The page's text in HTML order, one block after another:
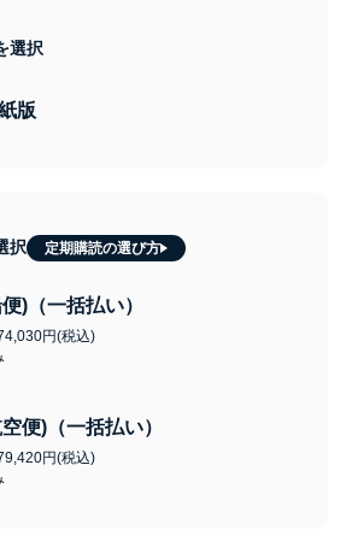
選択
版
択 定期購読の選び方
)（一括払い）
円(税込)
便)（一括払い）
円(税込)